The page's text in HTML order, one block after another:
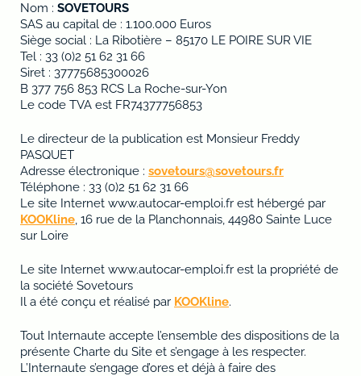
Nom : SOVETOURS
SAS au capital de : 1.100.000 Euros
Siège social : La Ribotière – 85170 LE POIRE SUR VIE
Tel : 33 (0)2 51 62 31 66
Siret : 37775685300026
B 377 756 853 RCS La Roche-sur-Yon
Le code TVA est FR74377756853
Le directeur de la publication est Monsieur Freddy
PASQUET
Adresse électronique : sovetours@sovetours.fr
Téléphone : 33 (0)2 51 62 31 66
Le site Internet www.autocar-emploi.fr est hébergé par
KOOKline, 16 rue de la Planchonnais, 44980 Sainte Luce
sur Loire
Le site Internet www.autocar-emploi.fr est la propriété de
la société Sovetours
Il a été conçu et réalisé par KOOKline.
Tout Internaute accepte l’ensemble des dispositions de la
présente Charte du Site et s’engage à les respecter.
L’Internaute s’engage d’ores et déjà à faire des